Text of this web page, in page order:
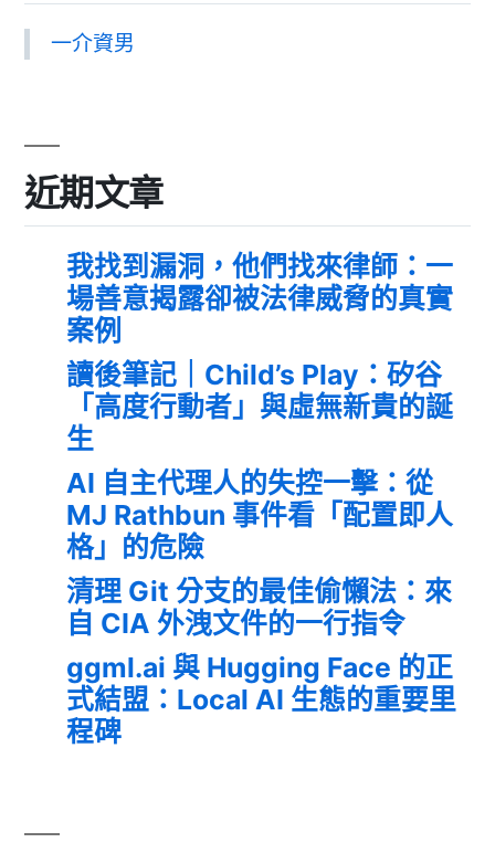
一介資男
近期文章
我找到漏洞，他們找來律師：一
場善意揭露卻被法律威脅的真實
案例
讀後筆記｜Child’s Play：矽谷
「高度行動者」與虛無新貴的誕
生
AI 自主代理人的失控一擊：從
MJ Rathbun 事件看「配置即人
格」的危險
清理 Git 分支的最佳偷懶法：來
自 CIA 外洩文件的一行指令
ggml.ai 與 Hugging Face 的正
式結盟：Local AI 生態的重要里
程碑